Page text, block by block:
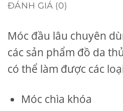
ĐÁNH GIÁ (0)
Móc đầu lâu chuyên
các sản phẩm đồ da
có thể làm được các
Móc chìa khóa